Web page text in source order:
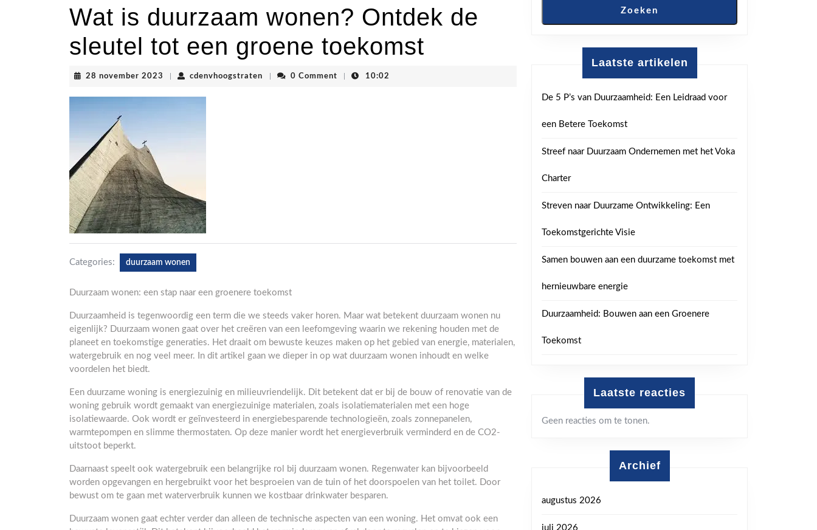
Wat is duurzaam wonen? Ontdek de
sleutel tot een groene toekomst
28 november 2023 28
2023
cdenvhoogstraten cdenvhoogstraten
0 Comment 10:02
Categories: duurzaam wonen
Duurzaam wonen: een stap naar een groenere toekomst
Duurzaamheid is tegenwoordig een term die we steeds vaker horen. Maar wat betekent duurzaam wonen nu
eigenlijk? Duurzaam wonen gaat over het creëren van een leefomgeving waarin we rekening houden met de
planeet en toekomstige generaties. Het draait om bewuste keuzes maken op het gebied van energie, materialen,
watergebruik en nog veel meer. In dit artikel gaan we dieper in op wat duurzaam wonen inhoudt en welke
voordelen het biedt.
Een duurzame woning is energiezuinig en milieuvriendelijk. Dit betekent dat er bij de bouw of renovatie van de
woning gebruik wordt gemaakt van energiezuinige materialen, zoals isolatiematerialen met een hoge
isolatiewaarde. Ook wordt er geïnvesteerd in energiebesparende technologieën, zoals zonnepanelen,
warmtepompen en slimme thermostaten. Op deze manier wordt het energieverbruik verminderd en de CO2-
uitstoot beperkt.
Daarnaast speelt ook watergebruik een belangrijke rol bij duurzaam wonen. Regenwater kan bijvoorbeeld
worden opgevangen en hergebruikt voor het besproeien van de tuin of het doorspoelen van het toilet. Door
bewust om te gaan met waterverbruik kunnen we kostbaar drinkwater besparen.
Duurzaam wonen gaat echter verder dan alleen de technische aspecten van een woning. Het omvat ook een
Zoeken
Laatste artikelen
De 5 P’s van Duurzaamheid: Een Leidraad voor
een Betere Toekomst
Streef naar Duurzaam Ondernemen met het Voka
Charter
Streven naar Duurzame Ontwikkeling: Een
Toekomstgerichte Visie
Samen bouwen aan een duurzame toekomst met
hernieuwbare energie
Duurzaamheid: Bouwen aan een Groenere
Toekomst
Laatste reacties
Geen reacties om te tonen.
Archief
augustus 2026
juli 2026